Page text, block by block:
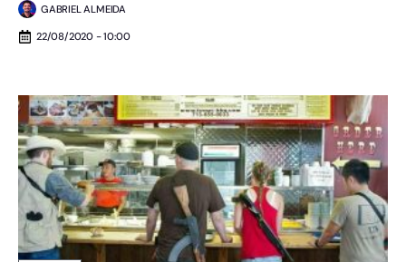
GABRIEL ALMEIDA
22/08/2020 - 10:00